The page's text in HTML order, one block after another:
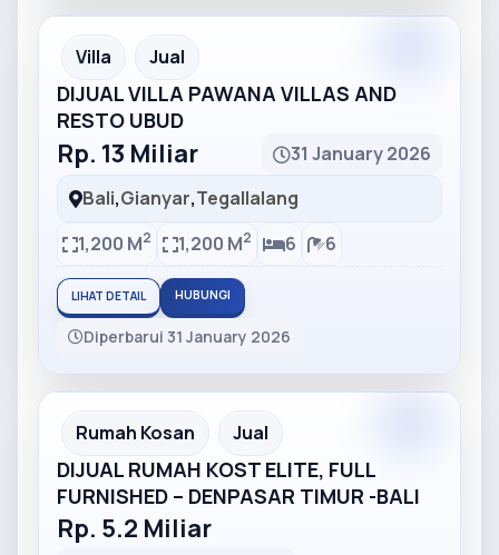
Partner Ad
Villa Jual
DIJUAL VILLA PAWANA VILLAS AND
RESTO UBUD
Rp. 13 Miliar
31 January 2026
Bali,Gianyar,Tegallalang
1,200 M2 1,200 M2 6 6
LIHAT DETAIL HUBUNGI
Diperbarui 31 January 2026
Partner Ad
Rumah Kosan Jual
DIJUAL RUMAH KOST ELITE, FULL
FURNISHED – DENPASAR TIMUR -BALI
Rp. 5.2 Miliar